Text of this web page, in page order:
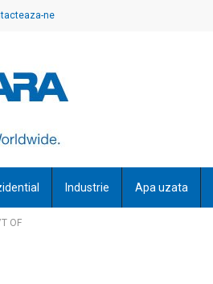
ne
Industrie Apa uzata
OF